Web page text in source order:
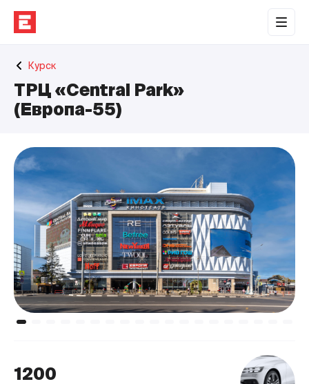
Торговые центры
Сотрудничество
Наши проекты
Контакты
Курск
ТРЦ «Central Park»
(Европа-55)
1200